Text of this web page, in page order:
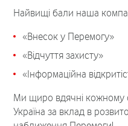
Найвищі бали наша
«Внесок у Перемогу»
«Відчуття захисту»
«Інформаційна
Ми щиро вдячні кожному
Україна за вклад в